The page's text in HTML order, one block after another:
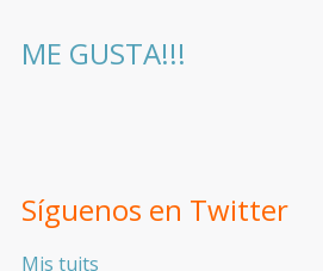
ME GUSTA!!!
Síguenos en Twitter
Mis tuits